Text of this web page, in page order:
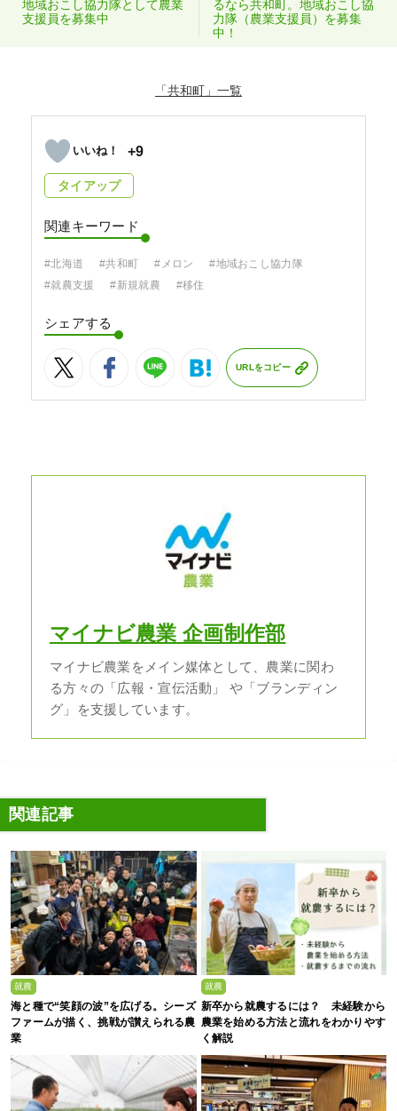
地域おこし協力隊として農業
支援員を募集中
るなら共和町。地域おこし協
力隊（農業支援員）を募集
中！
「共和町」
+9
タイアップ
関連キーワード
#北海道 #共和町 #メロン
#地域おこし協力隊
#就農支援
#新規就農 #移住
シェアする
URLをコピー
マイナビ農業 企画制作部
マイナビ農業をメイン媒体として、農業に関わ
る方々の「広報・宣伝活動」 や「ブランディン
グ」を支援しています。
関連記事
就農
海と種で“笑顔の波”を広げる。シーズ
ファームが描く、挑戦が讃えられる農
業
就農
新卒から就農するには？ 未経験から
農業を始める方法と流れをわかりやす
く解説